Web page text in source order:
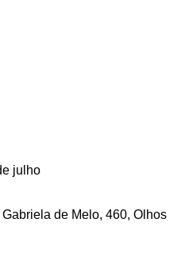
julho
de Melo, 460, Olhos